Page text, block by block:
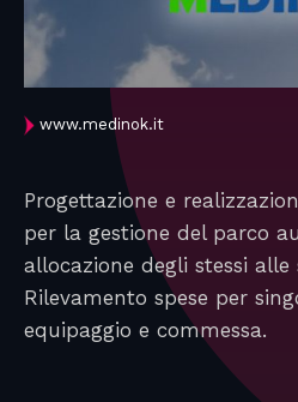
www.medinok.it
Progettazione e
per la gestione del parco
allocazione degli stessi alle
Rilevamento spese per
equipaggio e commessa.